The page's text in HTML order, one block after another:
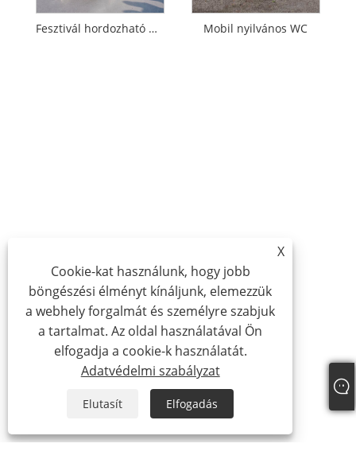
Fesztivál hordozható WC Mobil nyilvános WC
X
Cookie-kat használunk, hogy jobb
böngészési élményt kínáljunk, elemezzük
a webhely forgalmát és személyre szabjuk
a tartalmat. Az oldal használatával Ön
elfogadja a cookie-k használatát.
Adatvédelmi szabályzat
Elutasít Elfogadás